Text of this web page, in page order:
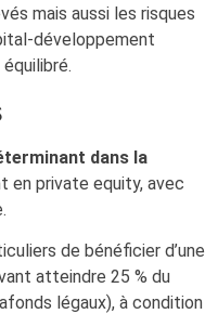
mais aussi les risques
développement
dans la
en private equity, avec
de bénéficier d’une
atteindre 25 % du
légaux), à condition